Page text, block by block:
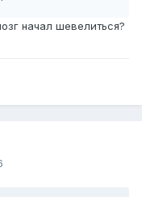
начал шевелиться?